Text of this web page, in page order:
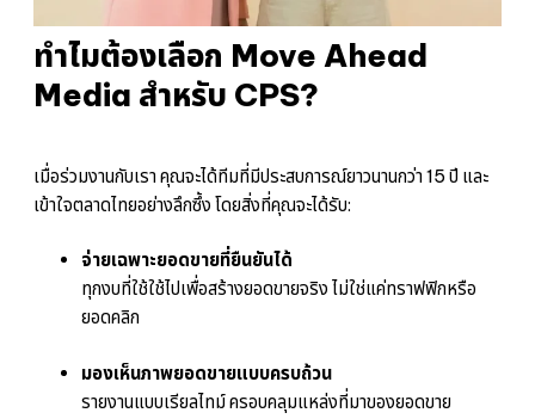
ทำไมต้องเลือก Move Ahead
Media สำหรับ CPS?
เมื่อร่วมงานกับเรา คุณจะได้ทีมที่มีประสบการณ์ยาวนานกว่า 15 ปี และ
เข้าใจตลาดไทยอย่างลึกซึ้ง โดยสิ่งที่คุณจะได้รับ:
จ่ายเฉพาะยอดขายที่ยืนยันได้
ทุกงบที่ใช้ใช้ไปเพื่อสร้างยอดขายจริง ไม่ใช่แค่ทราฟฟิกหรือ
ยอดคลิก
มองเห็นภาพยอดขายแบบครบถ้วน
รายงานแบบเรียลไทม์ ครอบคลุมแหล่งที่มาของยอดขาย